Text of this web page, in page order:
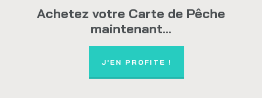
Achetez votre Carte de Pêche
maintenant...
J'EN PROFITE !